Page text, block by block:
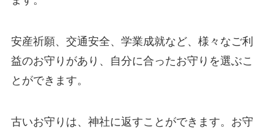
安産祈願、交通安全、学業成就など、様々なご利
益のお守りがあり、自分に合ったお守りを選ぶこ
とができます。
古いお守りは、神社に返すことができます。お守